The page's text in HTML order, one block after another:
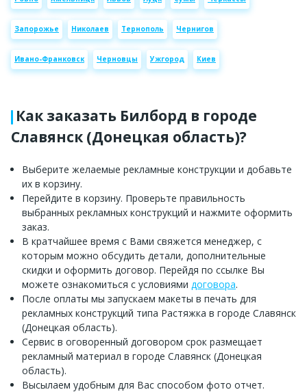
Запорожье Николаев Тернополь Чернигов
Ивано-Франковск Черновцы Ужгород Киев
Как заказать Билборд в городе
Славянск (Донецкая область)?
Выберите желаемые рекламные конструкции и добавьте
их в корзину.
Перейдите в корзину. Проверьте правильность
выбранных рекламных конструкций и нажмите оформить
заказ.
В кратчайшее время с Вами свяжется менеджер, с
которым можно обсудить детали, дополнительные
скидки и оформить договор. Перейдя по ссылке Вы
можете ознакомиться с условиями договора.
После оплаты мы запускаем макеты в печать для
рекламных конструкций типа Растяжка в городе Славянск
(Донецкая область).
Сервис в оговоренный договором срок размещает
рекламный материал в городе Славянск (Донецкая
область).
Высылаем удобным для Вас способом фото отчет.